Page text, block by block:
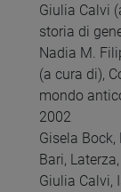
Giulia Calvi
storia di
Nadia M.
(a cura di),
mondo
2002
Gisela
Bari,
Giulia Calvi,